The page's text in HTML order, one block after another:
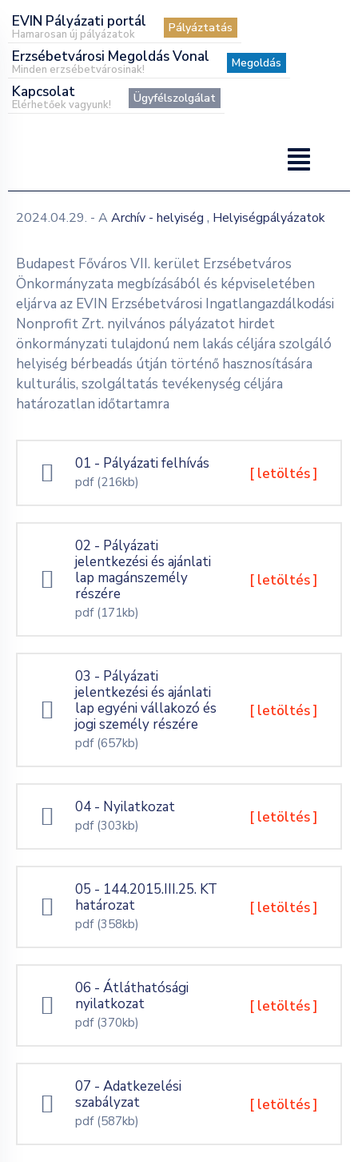
EVIN Pályázati portál
Hamarosan új pályázatok Pályáztatás
Erzsébetvárosi Megoldás Vonal
Minden erzsébetvárosinak! Megoldás
Kapcsolat
Elérhetőek vagyunk! Ügyfélszolgálat
2024.04.29. - AArchív - helyiség , Helyiségpályázatok
Budapest Főváros VII. kerület Erzsébetváros
Önkormányzata megbízásából és képviseletében
eljárva az EVIN Erzsébetvárosi Ingatlangazdálkodási
Nonprofit Zrt. nyilvános pályázatot hirdet
önkormányzati tulajdonú nem lakás céljára szolgáló
helyiség bérbeadás útján történő hasznosítására
kulturális, szolgáltatás tevékenység céljára
határozatlan időtartamra
01 - Pályázati felhívás
pdf (216kb) [ letöltés ]
02 - Pályázati
jelentkezési és ajánlati
lap magánszemély
részére
pdf (171kb)
[ letöltés ]
03 - Pályázati
jelentkezési és ajánlati
lap egyéni vállakozó és
jogi személy részére
pdf (657kb)
[ letöltés ]
04 - Nyilatkozat
pdf (303kb) [ letöltés ]
05 - 144.2015.III.25. KT
határozat
pdf (358kb)
[ letöltés ]
06 - Átláthatósági
nyilatkozat
pdf (370kb)
[ letöltés ]
07 - Adatkezelési
szabályzat
pdf (587kb)
[ letöltés ]